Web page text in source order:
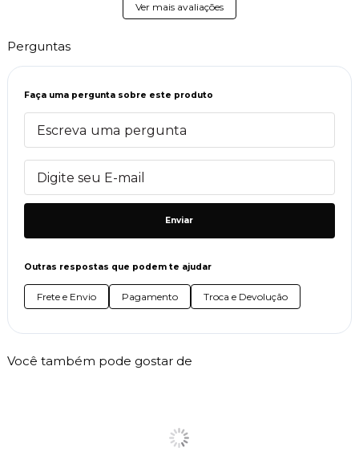
Ver mais avaliações
Perguntas
Faça uma pergunta sobre este produto
Enviar
Outras respostas que podem te ajudar
Frete e Envio Pagamento Troca e Devolução
Você também pode gostar de